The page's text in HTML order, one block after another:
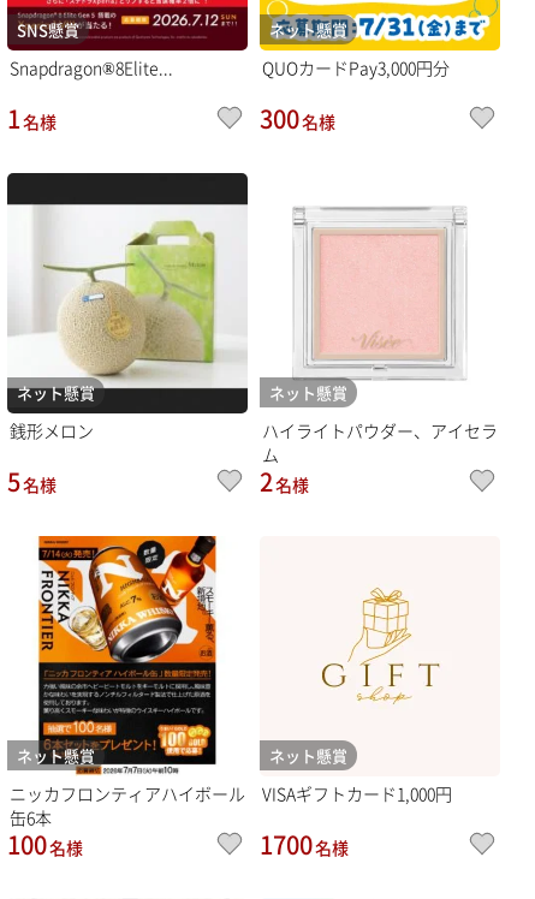
SNS懸賞
Snapdragon®8Elite...
1名様
ネット懸賞
QUOカードPay3,000円分
300名様
ネット懸賞
銭形メロン
5名様
ネット懸賞
ハイライトパウダー、アイセラ
ム
2名様
ネット懸賞
ニッカフロンティアハイボール
缶6本
100名様
ネット懸賞
VISAギフトカード1,000円
1700名様